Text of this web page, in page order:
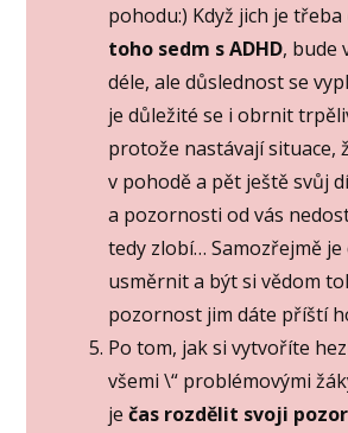
pohodu:) Když jich je třeba
toho sedm s ADHD, bude
déle, ale důslednost se
je důležité se i obrnit
protože nastávají situace,
v pohodě a pět ještě svůj
a pozornosti od vás
tedy zlobí… Samozřejmě je
usměrnit a být si vědom
pozornost jim dáte příští
Po tom, jak si vytvoříte
všemi \“ problémovými
je čas rozdělit svoji